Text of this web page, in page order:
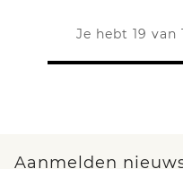
Je hebt 19 van
Aanmelden